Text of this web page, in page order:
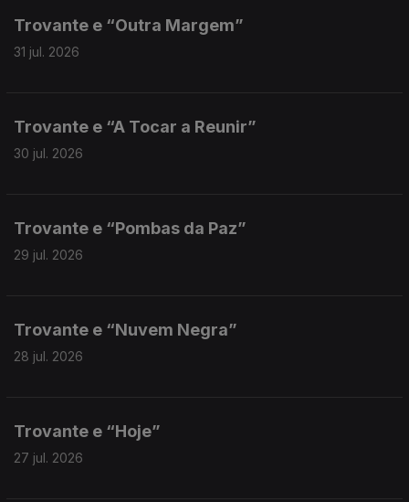
Trovante e “Outra Margem”
31 jul. 2026
Trovante e “A Tocar a Reunir”
30 jul. 2026
Trovante e “Pombas da Paz”
29 jul. 2026
Trovante e “Nuvem Negra”
28 jul. 2026
Trovante e “Hoje”
27 jul. 2026